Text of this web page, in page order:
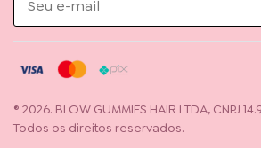
® 2026. BLOW GUMMIES HAIR LTDA, CNPJ
Todos os direitos reservados.